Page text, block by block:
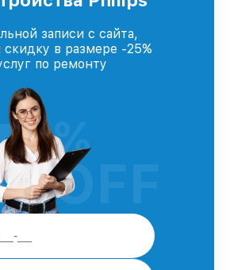
записи с сайта,
скидку в размере -25%
по ремонту
%
OFF